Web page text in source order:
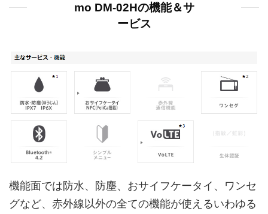
mo DM-02Hの機能＆サ
ービス
機能面では防水、防塵、おサイフケータイ、ワンセ
グなど、赤外線以外の全ての機能が使えるいわゆる